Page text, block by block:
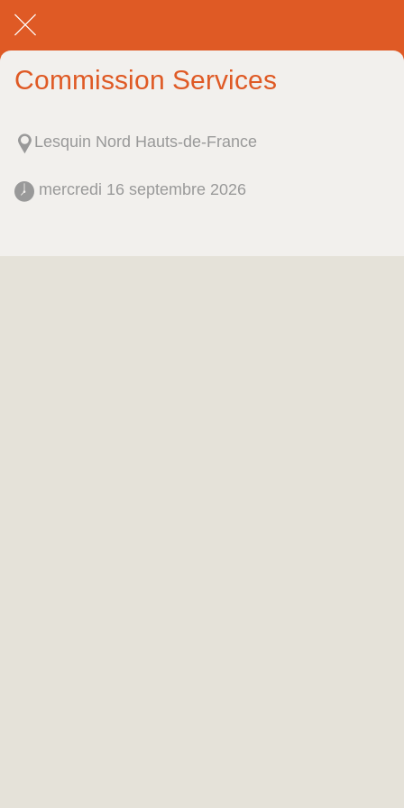
Commission Services
Lesquin Nord Hauts-de-France
mercredi 16 septembre 2026